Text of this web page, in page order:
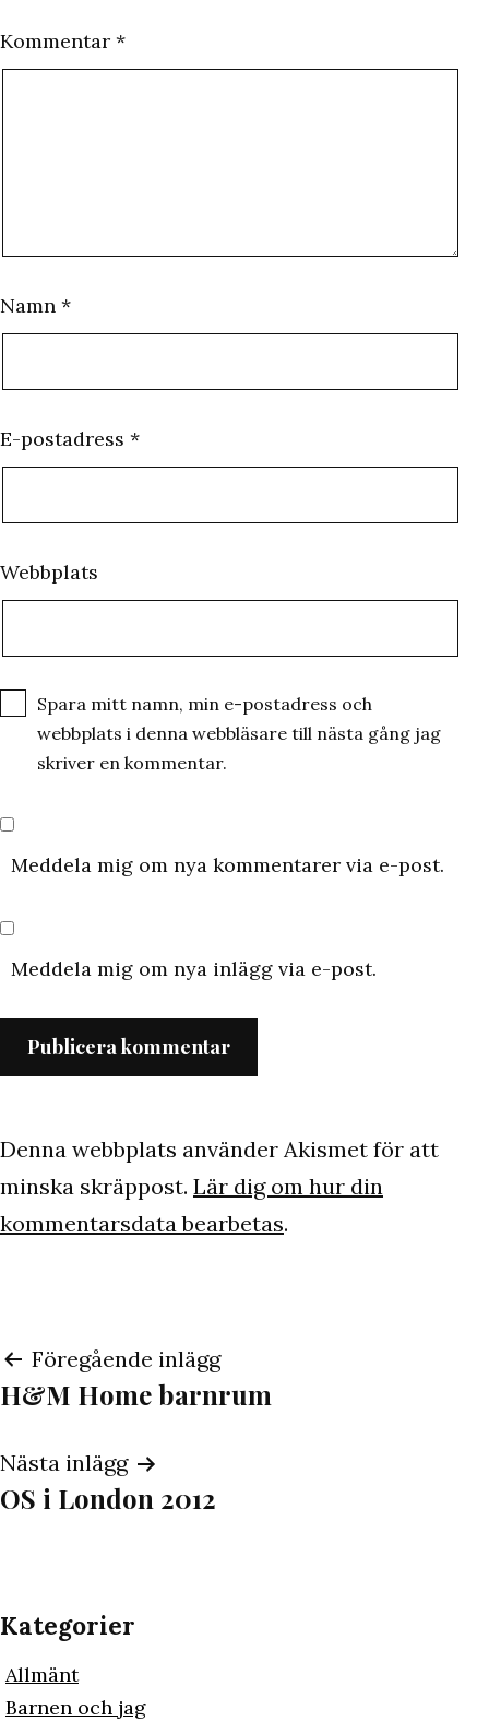
Kommentar *
Namn *
E-postadress *
Webbplats
Spara mitt namn, min e-postadress och
webbplats i denna webbläsare till nästa gång jag
skriver en kommentar.
Meddela mig om nya kommentarer via e-post.
Meddela mig om nya inlägg via e-post.
Denna webbplats använder Akismet för att
minska skräppost. Lär dig om hur din
kommentarsdata bearbetas.
Inläggsnavigering
Föregående inlägg
H&M Home barnrum
Nästa inlägg
OS i London 2012
Kategorier
Allmänt
Barnen och jag